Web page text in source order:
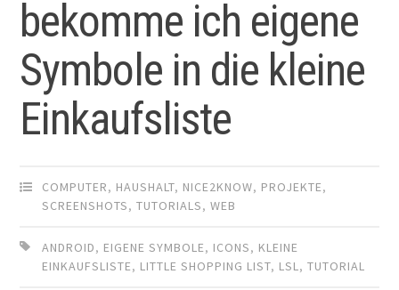
bekomme ich eigene
Symbole in die kleine
Einkaufsliste
COMPUTER, HAUSHALT, NICE2KNOW, PROJEKTE,
SCREENSHOTS,TUTORIALS,WEB
ANDROID, EIGENE SYMBOLE, ICONS, KLEINE
EINKAUFSLISTE, LITTLE SHOPPING LIST, LSL,TUTORIAL